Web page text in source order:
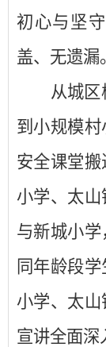
初心与坚
盖、无遗漏。
从城
到小规模
安全课堂
小学、太
与新城小
同年龄段
小学、太
宣讲全面深